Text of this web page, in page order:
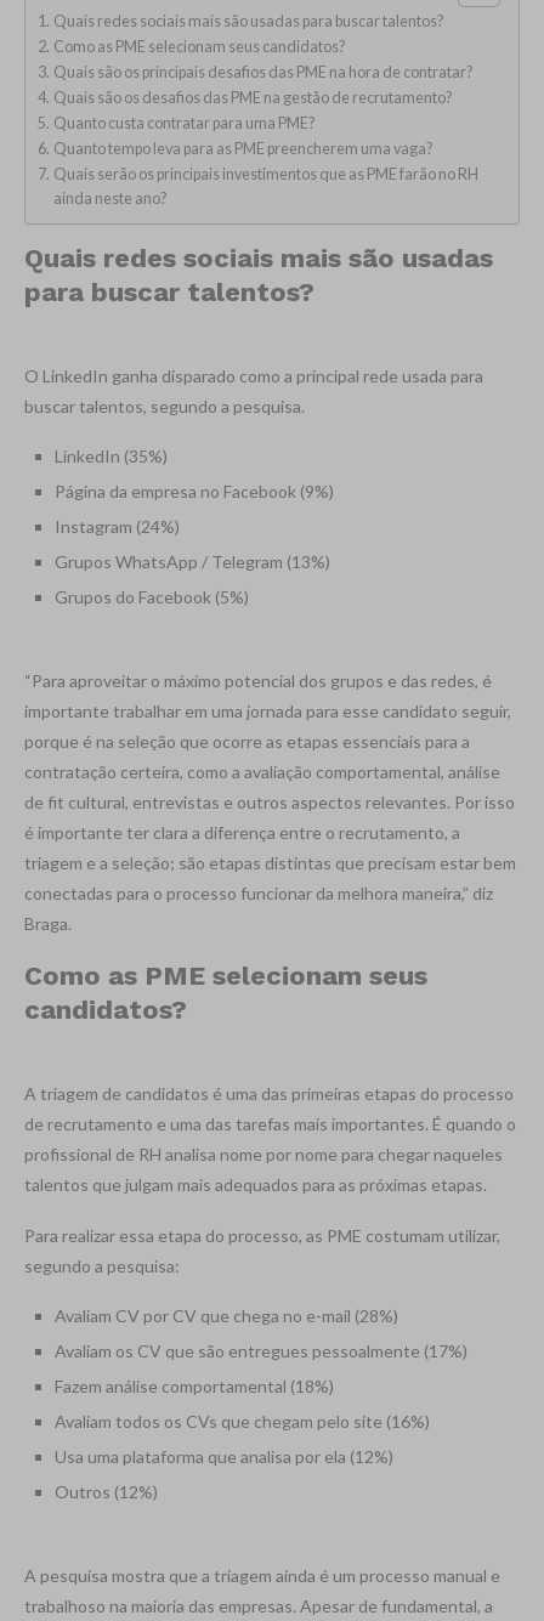
Quais redes sociais mais são usadas para buscar talentos?
Como as PME selecionam seus candidatos?
Quais são os principais desafios das PME na hora de contratar?
Quais são os desafios das PME na gestão de recrutamento?
Quanto custa contratar para uma PME?
Quanto tempo leva para as PME preencherem uma vaga?
Quais serão os principais investimentos que as PME farão no RH
ainda neste ano?
Quais redes sociais mais são usadas
para buscar talentos?
O LinkedIn ganha disparado como a principal rede usada para
buscar talentos, segundo a pesquisa.
LinkedIn (35%)
Página da empresa no Facebook (9%)
Instagram (24%)
Grupos WhatsApp / Telegram (13%)
Grupos do Facebook (5%)
“Para aproveitar o máximo potencial dos grupos e das redes, é
importante trabalhar em uma jornada para esse candidato seguir,
porque é na seleção que ocorre as etapas essenciais para a
contratação certeira, como a avaliação comportamental, análise
de fit cultural, entrevistas e outros aspectos relevantes. Por isso
é importante ter clara a diferença entre o recrutamento, a
triagem e a seleção; são etapas distintas que precisam estar bem
conectadas para o processo funcionar da melhora maneira,” diz
Braga.
Como as PME selecionam seus
candidatos?
A triagem de candidatos é uma das primeiras etapas do processo
de recrutamento e uma das tarefas mais importantes. É quando o
profissional de RH analisa nome por nome para chegar naqueles
talentos que julgam mais adequados para as próximas etapas.
Para realizar essa etapa do processo, as PME costumam utilizar,
segundo a pesquisa:
Avaliam CV por CV que chega no e-mail (28%)
Avaliam os CV que são entregues pessoalmente (17%)
Fazem análise comportamental (18%)
Avaliam todos os CVs que chegam pelo site (16%)
Usa uma plataforma que analisa por ela (12%)
Outros (12%)
A pesquisa mostra que a triagem ainda é um processo manual e
trabalhoso na maioria das empresas. Apesar de fundamental, a